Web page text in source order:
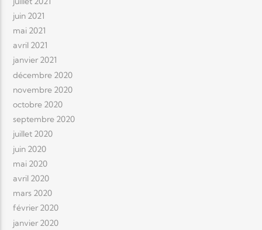
juin 2021
mai 2021
avril 2021
janvier 2021
décembre 2020
novembre 2020
octobre 2020
septembre 2020
juillet 2020
juin 2020
mai 2020
avril 2020
mars 2020
février 2020
janvier 2020